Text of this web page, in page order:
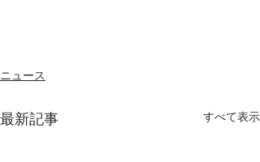
ニュース
最新記事 すべて表示